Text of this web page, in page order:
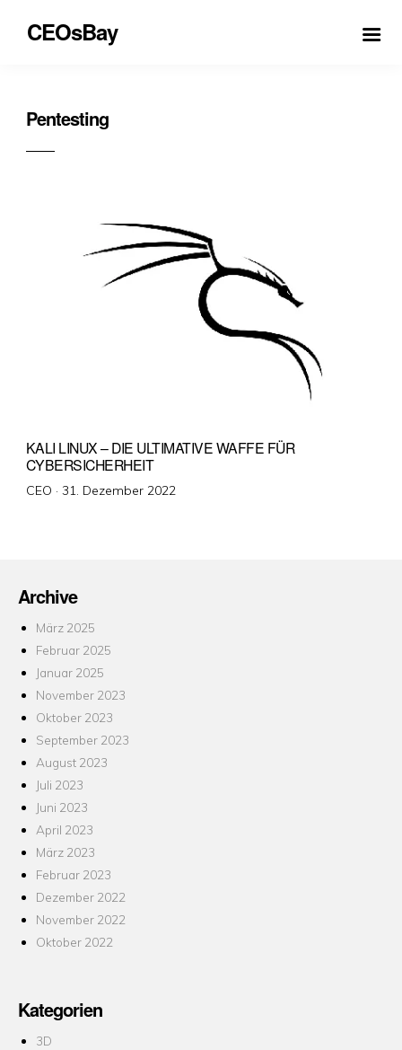
CEOsBay
Pentesting
KALI LINUX – DIE ULTIMATIVE WAFFE FÜR
CYBERSICHERHEIT
CEO · Veröffentlicht
31. Dezember 2022
Archive
März 2025
Februar 2025
Januar 2025
November 2023
Oktober 2023
September 2023
August 2023
Juli 2023
Juni 2023
April 2023
März 2023
Februar 2023
Dezember 2022
November 2022
Oktober 2022
Kategorien
3D